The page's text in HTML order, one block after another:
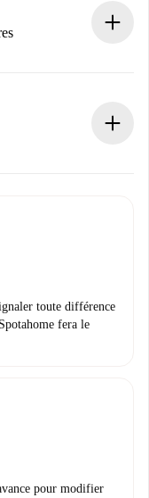
le propriétaire
vous proposerons
toute différence
fera le
pour modifier